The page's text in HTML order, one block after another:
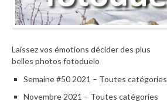
Laissez vos émotions décider des plus
belles photos fotoduelo
Semaine #50 2021 – Toutes catégories
Novembre 2021 – Toutes catégories